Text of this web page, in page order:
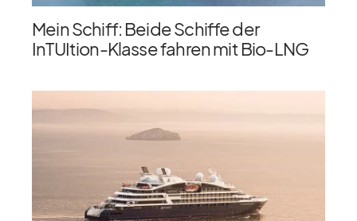
Mein Schiff: Beide Schiffe der
InTUItion-Klasse fahren mit Bio-LNG